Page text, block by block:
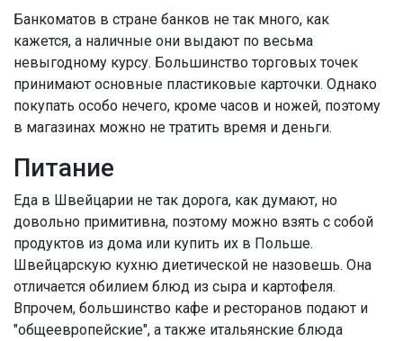
Банкоматов в стране банков не так много, как
кажется, а наличные они выдают по весьма
невыгодному курсу. Большинство торговых точек
принимают основные пластиковые карточки. Однако
покупать особо нечего, кроме часов и ножей, поэтому
в магазинах можно не тратить время и деньги.
Питание
Еда в Швейцарии не так дорога, как думают, но
довольно примитивна, поэтому можно взять с собой
продуктов из дома или купить их в Польше.
Швейцарскую кухню диетической не назовешь. Она
отличается обилием блюд из сыра и картофеля.
Впрочем, большинство кафе и ресторанов подают и
"общеевропейские", а также итальянские блюда